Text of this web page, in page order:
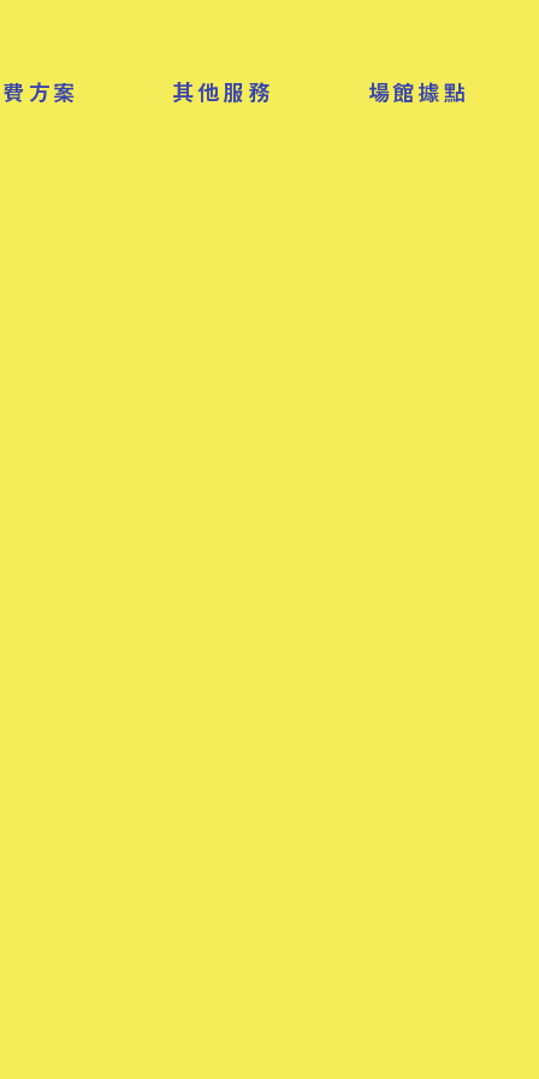
方案 其他服務 場館據點